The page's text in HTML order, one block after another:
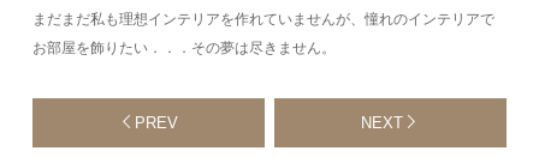
まだまだ私も理想インテリアを作れていませんが、憧れのインテリアで
お部屋を飾りたい．．．その夢は尽きません。
PREV NEXT